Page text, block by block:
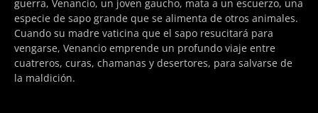
guerra, Venancio, un joven gaucho, mata a un escuerzo, una
especie de sapo grande que se alimenta de otros animales.
Cuando su madre vaticina que el sapo resucitará para
vengarse, Venancio emprende un profundo viaje entre
cuatreros, curas, chamanas y desertores, para salvarse de
la maldición.